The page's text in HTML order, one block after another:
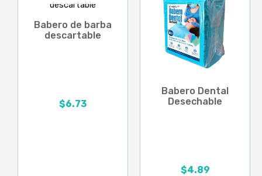
Babero de barba
descartable
$6.73
Babero Dental
Desechable
$4.89